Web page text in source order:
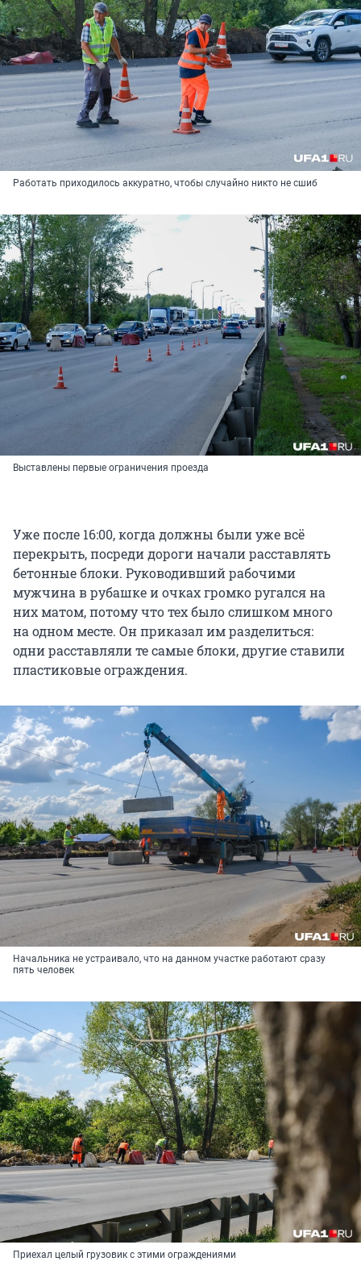
Работать приходилось аккуратно, чтобы случайно никто не сшиб
Выставлены первые ограничения проезда
Уже после 16:00, когда должны были уже всё
перекрыть, посреди дороги начали расставлять
бетонные блоки. Руководивший рабочими
мужчина в рубашке и очках громко ругался на
них матом, потому что тех было слишком много
на одном месте. Он приказал им разделиться:
одни расставляли те самые блоки, другие ставили
пластиковые ограждения.
Начальника не устраивало, что на данном участке работают сразу
пять человек
Приехал целый грузовик с этими ограждениями